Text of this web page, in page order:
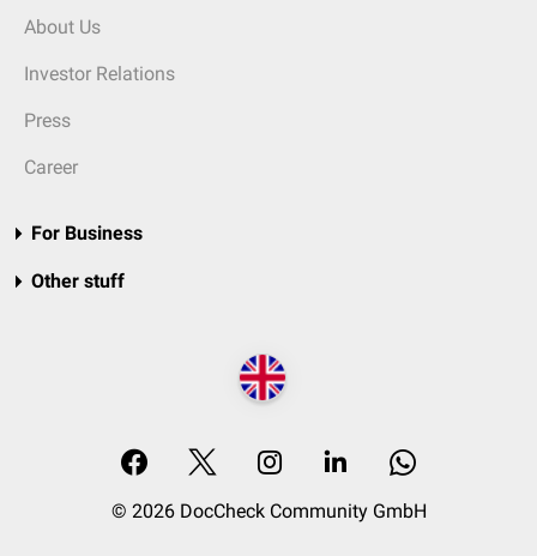
About Us
Investor Relations
Press
Career
For Business
Other stuff
© 2026 DocCheck Community GmbH